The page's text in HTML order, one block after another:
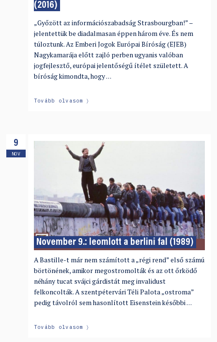
(2016)
„Győzött az információszabadság Strasbourgban!” –
jelentettük be diadalmasan éppen három éve. És nem
túloztunk. Az Emberi Jogok Európai Bíróság (EJEB)
Nagykamarája előtt zajló perben ugyanis valóban
jogfejlesztő, európai jelentőségű ítélet született. A
bíróság kimondta, hogy …
Tovább olvasom
9
NOV
November 9.: leomlott a berlini fal (1989)
A Bastille-t már nem számított a „régi rend” első számú
börtönének, amikor megostromolták és az ott őrködő
néhány tucat svájci gárdistát meg invalidust
felkoncolták. A szentpétervári Téli Palota „ostroma”
pedig távolról sem hasonlított Eisenstein későbbi …
Tovább olvasom